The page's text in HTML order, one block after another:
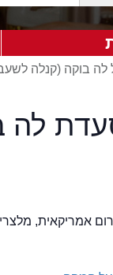
לה בוקה (קנלה
לה
אמריקאית,